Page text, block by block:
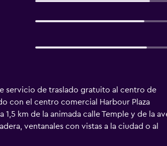
servicio de traslado gratuito al centro de
con el centro comercial Harbour Plaza
km de la animada calle Temple y de la
ventanales con vistas a la ciudad o al
panorámicas al puerto Victoria y